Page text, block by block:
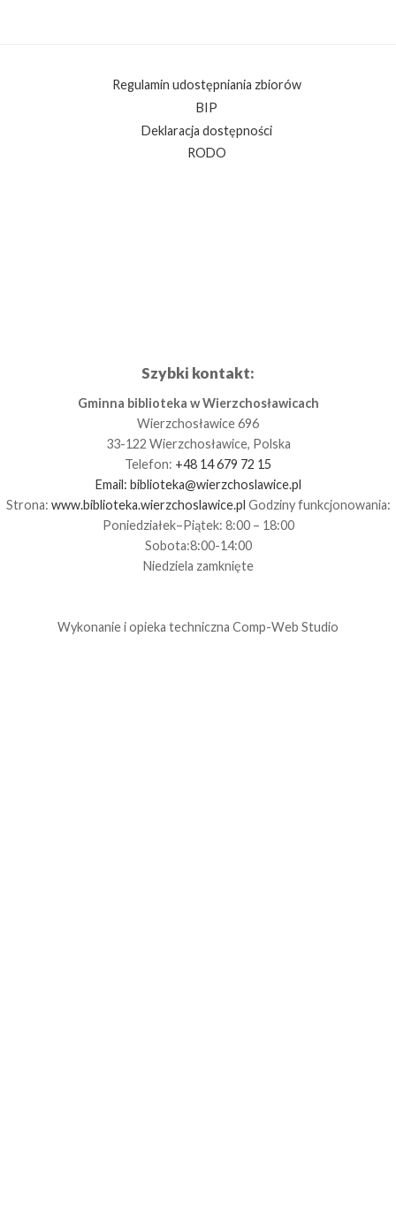
Regulamin udostępniania zbiorów
BIP
Deklaracja dostępności
RODO
Szybki kontakt:
Gminna biblioteka w Wierzchosławicach
Wierzchosławice 696
33-122 Wierzchosławice, Polska
Telefon: +48 14 679 72 15
Email: biblioteka@wierzchoslawice.pl
Strona: www.biblioteka.wierzchoslawice.pl Godziny funkcjonowania:
Poniedziałek–Piątek: 8:00 – 18:00
Sobota:8:00-14:00
Niedziela zamknięte
Wykonanie i opieka techniczna Comp-Web Studio